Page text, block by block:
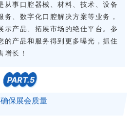
从事口腔器械、材料、技术、设备
务、数字化口腔解决方案等业务，
示产品、拓展市场的绝佳平台。参
的产品和服务得到更多曝光，抓住
增长！
PART.5
确保展会质量